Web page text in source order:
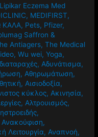
Lipikar Eczema Med
, MEDIFIRST,
ΚΑΛΑ, Pets, Pfizer,
Saffron &
Antiagers,The Medical
,Wu wei,Yoga,
,Αδυνάτισμα,
,Αθηρωμάτωση,
,Αισιοδοξία,
κύκλος,Ακινησία,
,Αλτρουισμός,
,
Ανακούφιση,
Λειτουργία,Αναπνοή,